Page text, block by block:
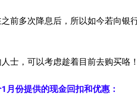
前多次降息后，所以如今若向银
士，可以考虑趁着目前去购买咯！
月份提供的现金回扣和优惠：